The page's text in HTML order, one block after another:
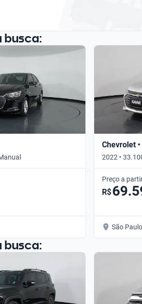
busca:
Chevrolet
2022 •
Preço a
R$
São Paulo
busca: